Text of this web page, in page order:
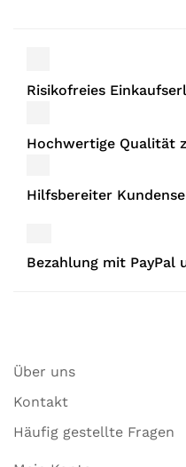
Risikofreies
Hochwertige Qualität
Hilfsbereiter
Bezahlung mit PayPal
Über uns
Kontakt
Häufig gestellte Fragen